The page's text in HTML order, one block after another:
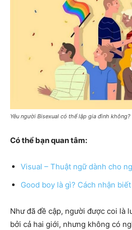
Yêu người Bisexual có thể lập gia đình không?
Có thể bạn quan tâm:
Visual – Thuật ngữ dành cho
Good boy là gì? Cách nhận
Như đã đề cập, người được coi là
bởi cả hai giới, nhưng không có